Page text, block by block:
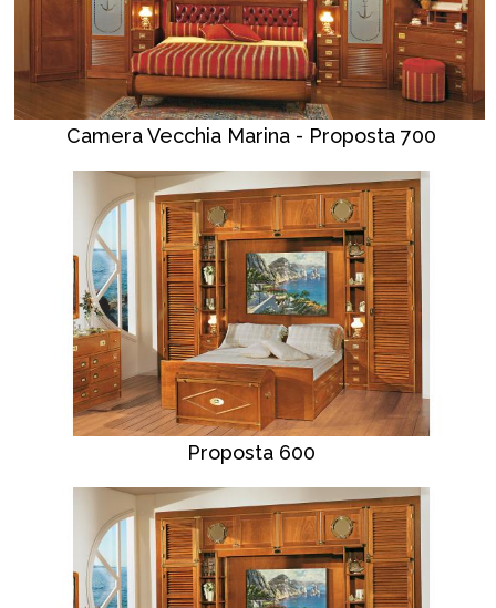
Camera Vecchia Marina - Proposta 700
Proposta 600